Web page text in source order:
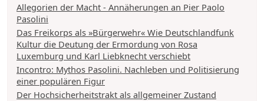
Allegorien der Macht - Annäherungen an Pier Paolo
Pasolini
Das Freikorps als »Bürgerwehr« Wie Deutschlandfunk
Kultur die Deutung der Ermordung von Rosa
Luxemburg und Karl Liebknecht verschiebt
Incontro: Mythos Pasolini. Nachleben und Politisierung
einer populären Figur
Der Hochsicherheitstrakt als allgemeiner Zustand